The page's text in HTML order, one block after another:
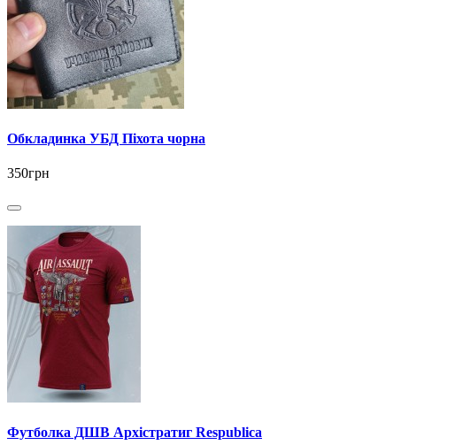
Обкладинка УБД Піхота чорна
350грн
Футболка ДШВ Архістратиг Respublica